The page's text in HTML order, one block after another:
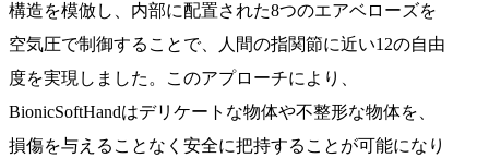
構造を模倣し、内部に配置された8つのエアベローズを
空気圧で制御することで、人間の指関節に近い12の自由
度を実現しました。このアプローチにより、
BionicSoftHandはデリケートな物体や不整形な物体を、
損傷を与えることなく安全に把持することが可能になり